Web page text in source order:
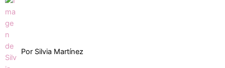
Por Silvia Martínez